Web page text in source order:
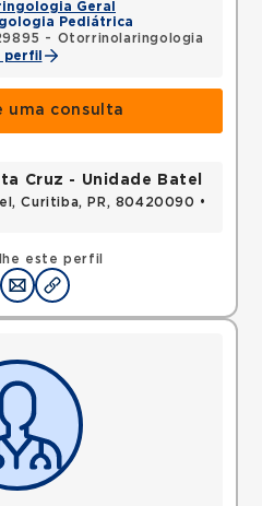
Geral
Pediátrica
- Otorrinolaringologia
perfil
uma consulta
este perfil
Cruz - Unidade Batel
Curitiba, PR, 80420090 •